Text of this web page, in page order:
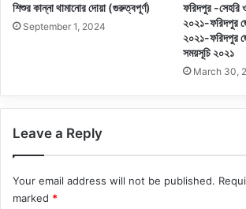
শিশুর কান্না থামানোর দোয়া (গুরুত্বপূর্ণ)
September 1, 2024
ফরিদপুর -সেহরি
২০২১-ফরিদপুর
২০২১-ফরিদপুর
সময়সূচি ২০২১
March 30,
Leave a Reply
Your email address will not be published.
marked *